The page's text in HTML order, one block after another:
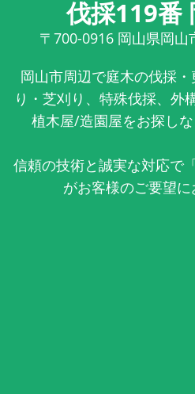
伐採119番
〒700-0916 岡山県岡山
岡山市周辺で庭木の伐採
り・芝刈り、特殊伐採、外
植木屋/造園屋をお探し
信頼の技術と誠実な対応で
がお客様のご要望に